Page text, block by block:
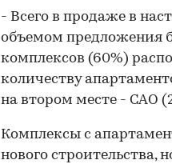
- Всего в продаже в
объемом предложения
комплексов (60%)
количеству
на втором месте - САО
Комплексы с
нового